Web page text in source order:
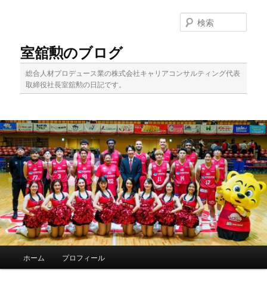
移
動
動
室舘勲のブログ
総合人材プロデュース業の株式会社キャリアコンサルティング代表
取締役社長室舘勲の日記です。
索
ホーム プロフィール